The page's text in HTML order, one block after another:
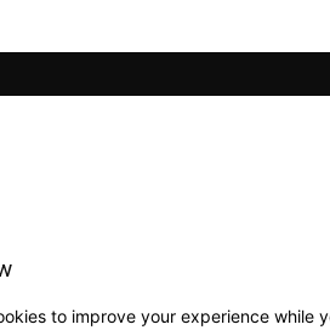
to improve your experience